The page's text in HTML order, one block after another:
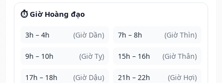
⏱️ Giờ Hoàng đạo
3h – 4h (Giờ Dần) 7h – 8h (Giờ Thìn)
9h – 10h (Giờ Tỵ) 15h – 16h (Giờ Thân)
17h – 18h (Giờ Dậu) 21h – 22h (Giờ Hợi)